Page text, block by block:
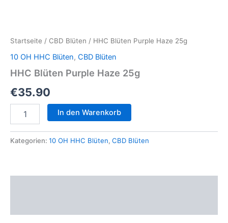
Startseite / CBD Blüten / HHC Blüten Purple Haze 25g
10 OH HHC Blüten, CBD Blüten
HHC Blüten Purple Haze 25g
€35.90
Blüten
Haze
In den Warenkorb
Kategorien: 10 OH HHC Blüten, CBD Blüten